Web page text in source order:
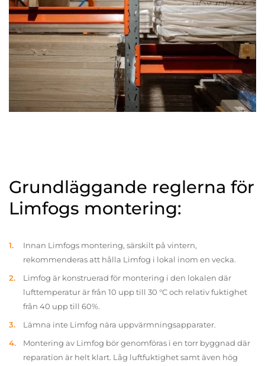
Grundläggande reglerna för
Limfogs montering:
Innan Limfogs montering, särskilt på vintern,
rekommenderas att hålla Limfog i lokal inom en vecka.
Limfog är konstruerad för montering i den lokalen där
lufttemperatur är från 10 upp till 30 °C och relativ fuktighet
från 40 upp till 60%.
Lämna inte Limfog nära uppvärmningsapparater.
Montering av Limfog bör genomföras i en torr byggnad där
reparation är helt klart. Låg luftfuktighet samt även hög